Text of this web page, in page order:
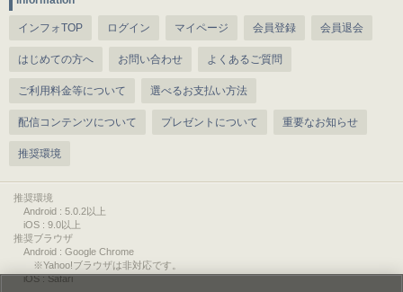
インフォTOP ログイン マイページ 会員登録 会員退会
はじめての方へ お問い合わせ よくあるご質問
ご利用料金等について 選べるお支払い方法
配信コンテンツについて プレゼントについて 重要なお知らせ
推奨環境
推奨環境
Android : 5.0.2以上
iOS : 9.0以上
推奨ブラウザ
Android : Google Chrome
※Yahoo!ブラウザは非対応です。
iOS : Safari